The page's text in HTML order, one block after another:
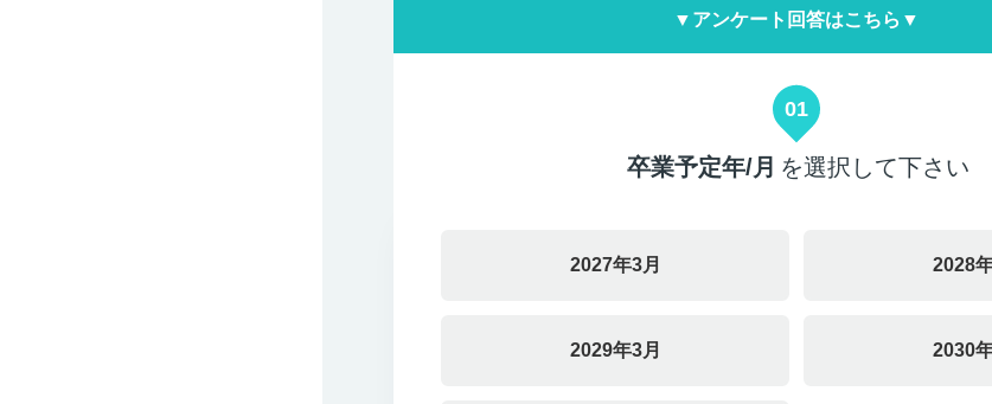
▼アンケート回答はこちら▼
01
卒業予定年/月 を選択して下さい
2027年3月 2028
2029年3月 2030